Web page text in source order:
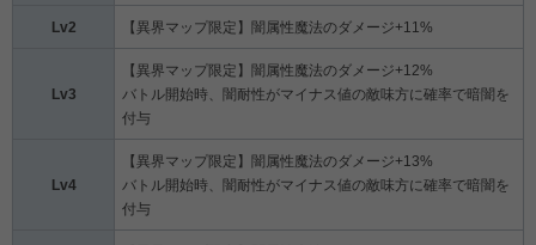
Lv2 【異界マップ限定】闇属性魔法のダメージ+11%
Lv3
【異界マップ限定】闇属性魔法のダメージ+12%
バトル開始時、闇耐性がマイナス値の敵味方に確率で暗闇を
付与
Lv4
【異界マップ限定】闇属性魔法のダメージ+13%
バトル開始時、闇耐性がマイナス値の敵味方に確率で暗闇を
付与